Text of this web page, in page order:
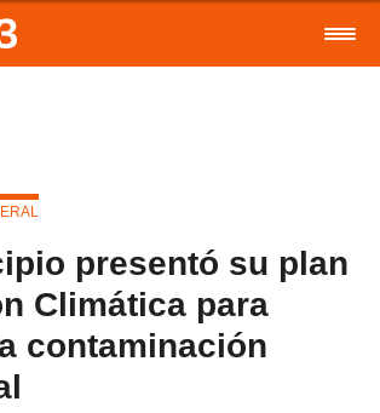
presentó su plan
Climática para
contaminación